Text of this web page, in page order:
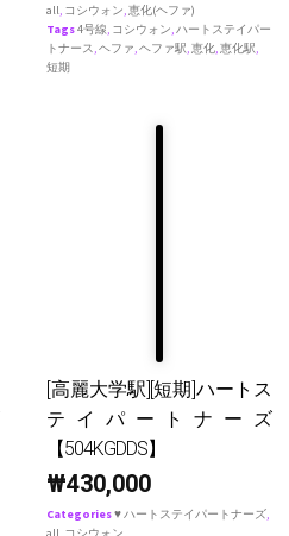
all, コシウォン,恵化(ヘファ)
Tags4号線, コシウォン,ハートステイパー
トナース,ヘファ,ヘファ駅,恵化,恵化駅,
短期
[高麗大学駅][短期]ハートス
テイパートナーズ
【504KGDDS】
₩430,000
Categories♥ ハートステイパートナーズ,